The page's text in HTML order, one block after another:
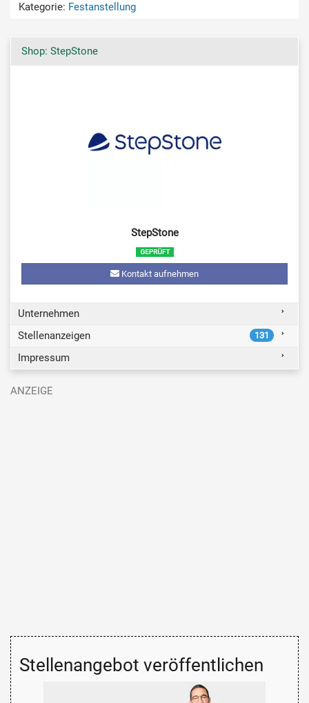
Kategorie: Festanstellung
Shop: StepStone
StepStone
Kontakt aufnehmen
Unternehmen
Stellenanzeigen
131
Impressum
Stellenangebot veröffentlichen